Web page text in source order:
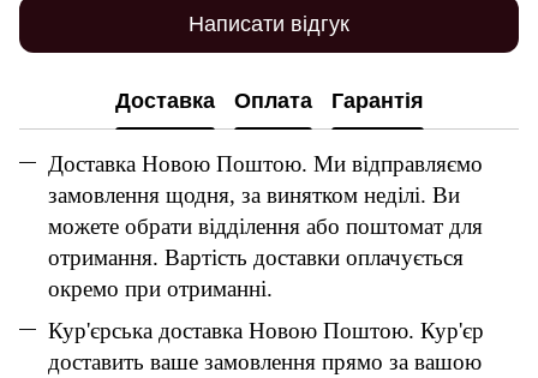
Написати відгук
Доставка Оплата Гарантія
Доставка Новою Поштою. Ми відправляємо
замовлення щодня, за винятком неділі. Ви
можете обрати відділення або поштомат для
отримання. Вартість доставки оплачується
окремо при отриманні.
Кур'єрська доставка Новою Поштою. Кур'єр
доставить ваше замовлення прямо за вашою